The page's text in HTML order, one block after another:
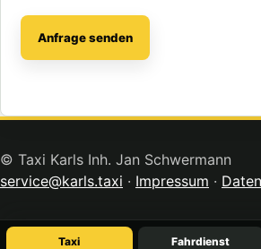
Anfrage senden
© Taxi Karls Inh. Jan Schwermann
service@karls.taxi · Impressum ·
Taxi Fahrdienst